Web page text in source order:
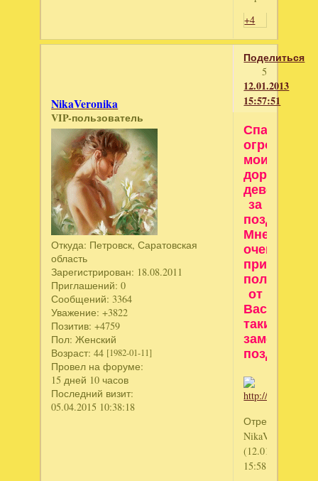
+4
Поделиться
5
12.01.2013
15:57:51
NikaVeronika
VIP-пользователь
Откуда: Петровск, Саратовская
область
Зарегистрирован: 18.08.2011
Приглашений: 0
Сообщений: 3364
Уважение: +3822
Позитив: +4759
Пол: Женский
Возраст: 44 [1982-01-11]
Провел на форуме:
15 дней 10 часов
Последний визит:
05.04.2015 10:38:18
Спасибо
огромное,
мои
дорогие
девочки,
за
Мне
очень
приятно
получить
от
Вас
такие
NikaVeronika
(12.01.2013
15:58:35)